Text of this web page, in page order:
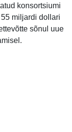
konsortsiumi
miljardi dollari
sõnul uue